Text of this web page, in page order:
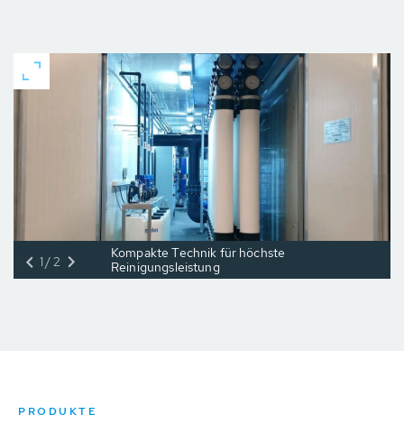
Kompakte Technik für höchste
Reinigungsleistung
1/2
PRODUKTE